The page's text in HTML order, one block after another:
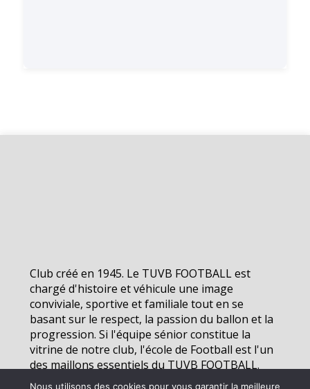
Club créé en 1945. Le TUVB FOOTBALL est
chargé d'histoire et véhicule une image
conviviale, sportive et familiale tout en se
basant sur le respect, la passion du ballon et la
progression. Si l'équipe sénior constitue la
vitrine de notre club, l'école de Football est l'un
des maillons essentiels du TUVB FOOTBALL.
Nous utilisons des cookies pour vous garantir la meilleure